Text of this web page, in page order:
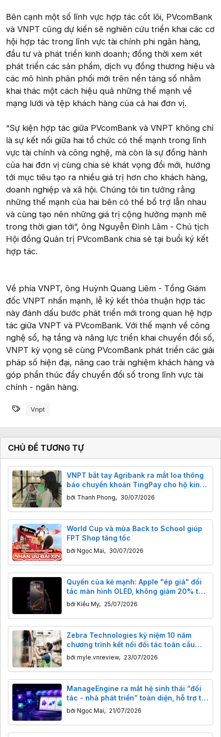
Bên cạnh một số lĩnh vực hợp tác cốt lõi, PVcomBank
và VNPT cũng dự kiến sẽ nghiên cứu triển khai các cơ
hội hợp tác trong lĩnh vực tài chính phi ngân hàng,
đầu tư và phát triển kinh doanh; đồng thời xem xét
phát triển các sản phẩm, dịch vụ đồng thương hiệu và
các mô hình phân phối mới trên nền tảng số nhằm
khai thác một cách hiệu quả những thế mạnh về
mạng lưới và tệp khách hàng của cả hai đơn vị.
“Sự kiện hợp tác giữa PVcomBank và VNPT không chỉ
là sự kết nối giữa hai tổ chức có thế mạnh trong lĩnh
vực tài chính và công nghệ, mà còn là sự đồng hành
của hai đơn vị cùng chia sẻ khát vọng đổi mới, hướng
tới mục tiêu tạo ra nhiều giá trị hơn cho khách hàng,
doanh nghiệp và xã hội. Chúng tôi tin tưởng rằng
những thế mạnh của hai bên có thể bổ trợ lẫn nhau
và cùng tạo nên những giá trị cộng hưởng mạnh mẽ
trong thời gian tới”, ông Nguyễn Đình Lâm - Chủ tịch
Hội đồng Quản trị PVcomBank chia sẻ tại buổi ký kết
hợp tác.
Về phía VNPT, ông Huỳnh Quang Liêm - Tổng Giám
đốc VNPT nhấn mạnh, lễ ký kết thỏa thuận hợp tác
này đánh dấu bước phát triển mới trong quan hệ hợp
tác giữa VNPT và PVcomBank. Với thế mạnh về công
nghệ số, hạ tầng và năng lực triển khai chuyển đổi số,
VNPT kỳ vọng sẽ cùng PVcomBank phát triển các giải
pháp số hiện đại, nâng cao trải nghiệm khách hàng và
góp phần thúc đẩy chuyển đổi số trong lĩnh vực tài
chính - ngân hàng.
Từ khóa
Vnpt
CHỦ ĐỀ TƯƠNG TỰ
VNPT bắt tay Agribank ra mắt loa thông
báo chuyển khoản TingPay cho hộ kinh
doanh
bởi Thanh Phong, 30/07/2026
World Cup và mùa Back to School giúp
FPT Shop tăng tốc
bởi Ngọc Mai, 30/07/2026
Quyền của kẻ mạnh: Apple "ép giá" đối
tác màn hình OLED, không giảm 20% thì
"khó nói chuyện tiếp"
bởi Kiều My, 25/07/2026
Zebra Technologies kỷ niệm 10 năm
chương trình kết nối đối tác toàn cầu
PartnerConnect
bởi myle.vnreview, 23/07/2026
ManageEngine ra mắt hệ sinh thái “đối
tác - nhà phát triển” toàn diện, hỗ trợ tối
đa nhu cầu doanh nghiệp
bởi Ngọc Mai, 21/07/2026